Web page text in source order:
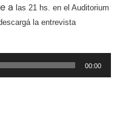
a las 21 hs. en el Auditorium
la entrevista
00:00